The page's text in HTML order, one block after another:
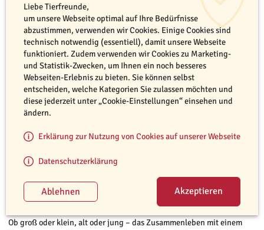
©️ Pixabay
Welpen und erwachsene Hund haben viele Vor- und Nachteile.
Ob groß oder klein, alt oder jung – das Zusammenleben mit einem
Liebe Tierfreunde,
um unsere Webseite optimal auf Ihre Bedürfnisse
abzustimmen, verwenden wir Cookies. Einige Cookies sind
technisch notwendig (essentiell), damit unsere Webseite
funktioniert. Zudem verwenden wir Cookies zu Marketing-
und Statistik-Zwecken, um Ihnen ein noch besseres
Webseiten-Erlebnis zu bieten. Sie können selbst
entscheiden, welche Kategorien Sie zulassen möchten und
diese jederzeit unter „Cookie-Einstellungen“ einsehen und
ändern.
Erklärung zur Nutzung von Cookies auf unserer Webseite
Datenschutzerklärung